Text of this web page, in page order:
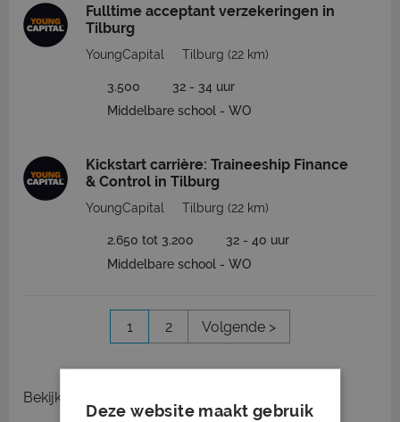
Fulltime acceptant verzekeringen in
Tilburg
YoungCapital Tilburg (22 km)
3.500
32 - 34 uur
Middelbare school - WO
Kickstart carrière: Traineeship Finance
& Control in Tilburg
YoungCapital Tilburg (22 km)
2.650 tot 3.200
32 - 40 uur
Middelbare school - WO
1 2 Volgende >
Bekijk
Deze website maakt gebruik